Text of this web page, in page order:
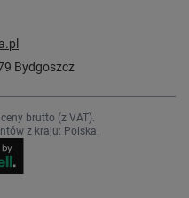
Bydgoszcz
brutto (z VAT).
z kraju: Polska.